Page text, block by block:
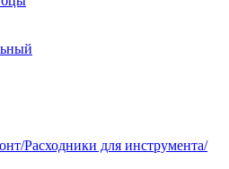
Расходники для инструмента/